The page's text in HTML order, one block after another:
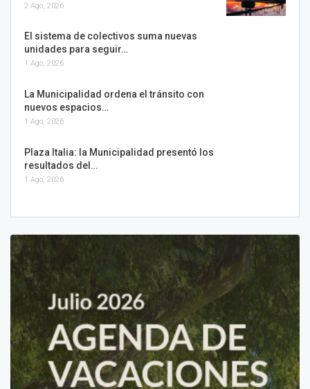
2 Ago, 2026
El sistema de colectivos suma nuevas
unidades para seguir…
1 Ago, 2026
La Municipalidad ordena el tránsito con
nuevos espacios…
1 Ago, 2026
Plaza Italia: la Municipalidad presentó los
resultados del…
1 Ago, 2026